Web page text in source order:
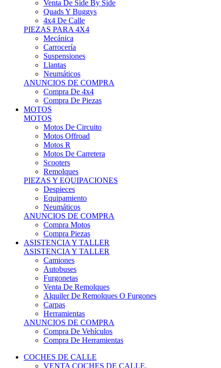
Motos R
Motos De Carretera
Scooters
Remolques
PIEZAS Y EQUIPACIONES
Despieces
Equipamiento
Neumáticos
ANUNCIOS DE COMPRA
Compra Motos
Compra Piezas
ASISTENCIA Y TALLER
ASISTENCIA Y TALLER
Camiones
Autobuses
Furgonetas
Venta De Remolques
Alquiler De Remolques O Furgones
Carpas
Herramientas
ANUNCIOS DE COMPRA
Compra De Vehículos
Compra De Herramientas
COCHES DE CALLE
VENTA COCHES DE CALLE.
COMPRA COCHES
SINIESTROS DE COCHES
EL BAÚL DE LOS RECUERDOS
FOROS DE OPINIÓN
FORO GENERAL
WRC
ERC
CERA
CERT - CERTT
CET / CER
FORO TÉCNICO
PRUEBAS DE VEHÍCULOS DE CALLE.
VIDEOS DE RALLY.
A CONTRATRAMO
TIENDA ONLINE